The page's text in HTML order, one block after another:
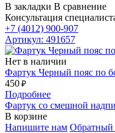
В закладки В сравнение
Консультация
+7 (4012) 900-907
Артикул: 491657
Нет в наличии
Фартук Черный пояс по
450 ₽
Подробнее
Фартук со смешной
В корзине
Напишите нам Обратный